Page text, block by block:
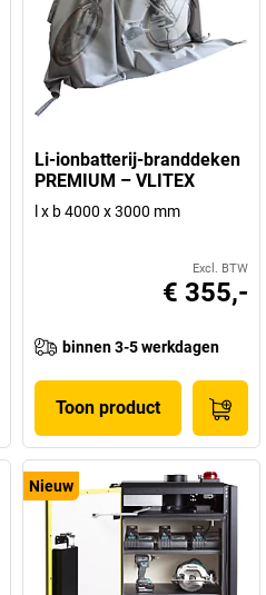
Li-ionbatterij-branddeken
PREMIUM – VLITEX
l x b 4000 x 3000 mm
Excl. BTW
€ 355,-
binnen 3-5 werkdagen
Toon product
Nieuw